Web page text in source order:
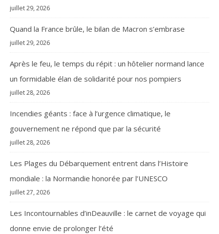
juillet 29, 2026
Quand la France brûle, le bilan de Macron s’embrase
juillet 29, 2026
Après le feu, le temps du répit : un hôtelier normand lance
un formidable élan de solidarité pour nos pompiers
juillet 28, 2026
Incendies géants : face à l’urgence climatique, le
gouvernement ne répond que par la sécurité
juillet 28, 2026
Les Plages du Débarquement entrent dans l’Histoire
mondiale : la Normandie honorée par l’UNESCO
juillet 27, 2026
Les Incontournables d’inDeauville : le carnet de voyage qui
donne envie de prolonger l’été